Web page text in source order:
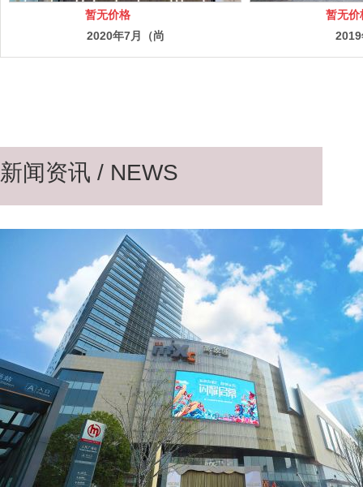
暂无价格
2020年7月（尚
暂无价
新闻资讯 / NEWS